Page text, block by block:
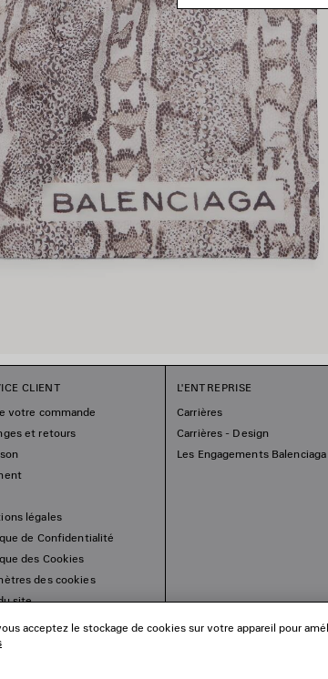
CLIENT
votre commande
et retours
légales
de Confidentialité
des Cookies
des cookies
site
L'ENTREPRISE
Carrières
Carrières - Design
Les Engagements Balenciaga
acceptez le stockage de cookies sur votre appareil pour